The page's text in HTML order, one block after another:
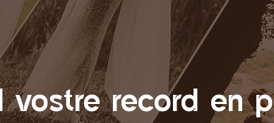
vostre record en